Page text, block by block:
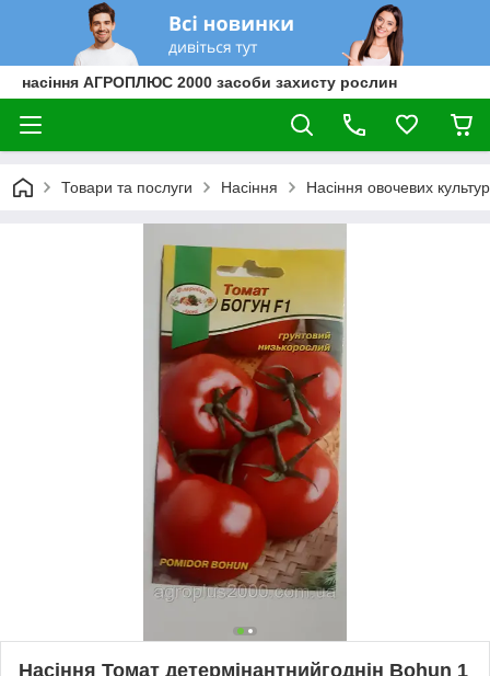
насіння АГРОПЛЮС 2000 засоби захисту рослин
Товари та послуги Насіння Насіння овочевих культур
Насіння Томат детермінантнийгоднін Bohun 1